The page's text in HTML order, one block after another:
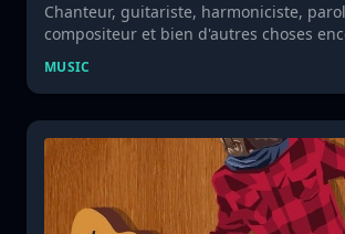
Chanteur, guitariste, harmoniciste,
compositeur et bien d'autres choses
MUSIC